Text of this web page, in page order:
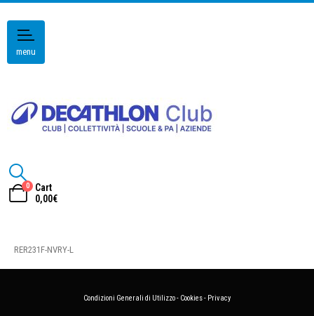
menu
0
Cart
0,00€
RER231F-NVRY-L
Condizioni Generali di Utilizzo- Cookies- Privacy